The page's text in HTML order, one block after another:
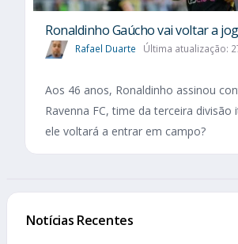
Ronaldinho Gaúcho vai voltar a
Rafael Duarte Última atualização:
Aos 46 anos, Ronaldinho assinou
Ravenna FC, time da terceira divisão
ele voltará a entrar em campo?
Notícias Recentes